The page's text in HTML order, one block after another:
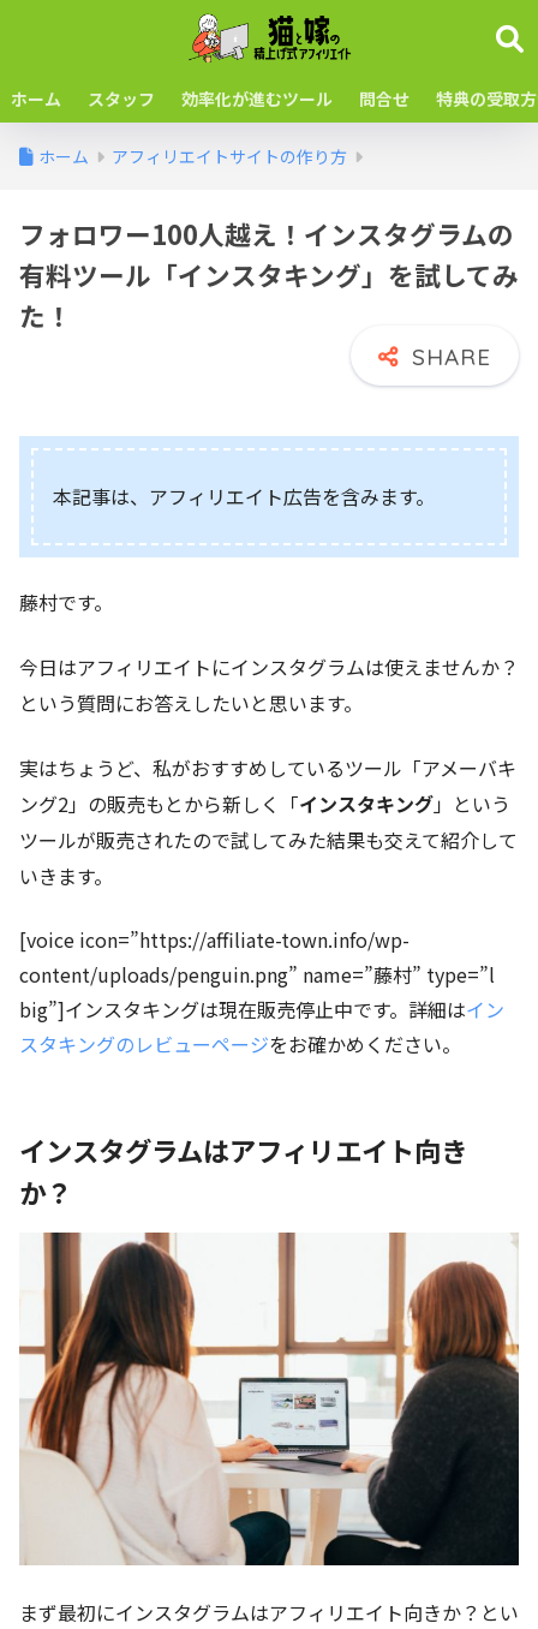
ホーム スタッフ 効率化が進むツール 問合せ 特典の受取
ホーム アフィリエイトサイトの作り方
フォロワー100人越え！インスタグラムの
有料ツール「インスタキング」を試してみ
た！
本記事は、アフィリエイト広告を含みます。
藤村です。
今日はアフィリエイトにインスタグラムは使えませんか？
という質問にお答えしたいと思います。
実はちょうど、私がおすすめしているツール「アメーバキ
ング2」の販売もとから新しく「インスタキング」という
ツールが販売されたので試してみた結果も交えて紹介して
いきます。
[voice icon=”https://affiliate-town.info/wp-
content/uploads/penguin.png” name=”藤村” type=”l
big”]インスタキングは現在販売停止中です。詳細はイン
スタキングのレビューページをお確かめください。
インスタグラムはアフィリエイト向き
か？
まず最初にインスタグラムはアフィリエイト向きか？とい